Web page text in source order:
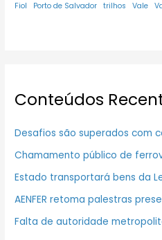
Fiol Porto de Salvador trilhos Vale
Conteúdos
Desafios são superados com
Chamamento público de
Estado transportará bens da
AENFER retoma palestras
Falta de autoridade